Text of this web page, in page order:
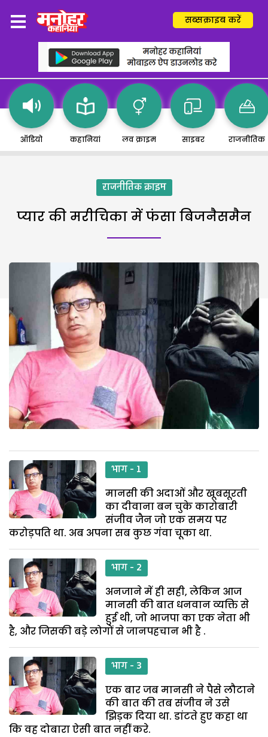
सब्सक्राइब करें
ऑडियो कहानियां लव क्राइम साइबर राजनीतिक
राजनीतिक क्राइम
प्यार की मरीचिका में फंसा बिजनैसमैन
भाग - 1
मानसी की अदाओं और खूबसूरती
का दीवाना बन चुके कारोबारी
संजीव जैन जो एक समय पर
करोड़पति था. अब अपना सब कुछ गंवा चूका था.
भाग - 2
अनजाने में ही सही, लेकिन आज
मानसी की बात धनवान व्यक्ति से
हुई थी, जो भाजपा का एक नेता भी
है, और जिसकी बड़े लोगों से जानपहचान भी है .
भाग - 3
एक बार जब मानसी ने पैसे लौटाने
की बात की तब संजीव ने उसे
झिड़क दिया था. डांटते हुए कहा था
कि वह दोबारा ऐसी बात नहीं करे.